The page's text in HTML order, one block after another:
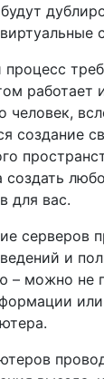
работает
человек,
создание
создать
для вас.
серверов
и
– можно не